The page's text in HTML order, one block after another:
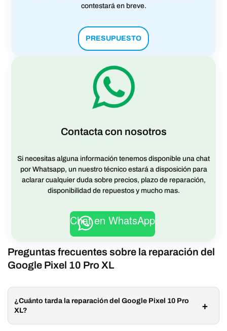
contestará en breve.
PRESUPUESTO
Contacta con nosotros
Si necesitas alguna información tenemos disponible una chat
por Whatsapp, un nuestro técnico estará a disposición para
aclarar cualquier duda sobre precios, plazo de reparación,
disponibilidad de repuestos y mucho mas.
Chat en WhatsApp
Preguntas frecuentes sobre la reparación del
Google Pixel 10 Pro XL
¿Cuánto tarda la reparación del Google Pixel 10 Pro
XL?